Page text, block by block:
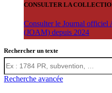
CONSULTER LA
Consulter le Journal officiel
(JOAM) depuis 2024
Rechercher un texte
Recherche avancée